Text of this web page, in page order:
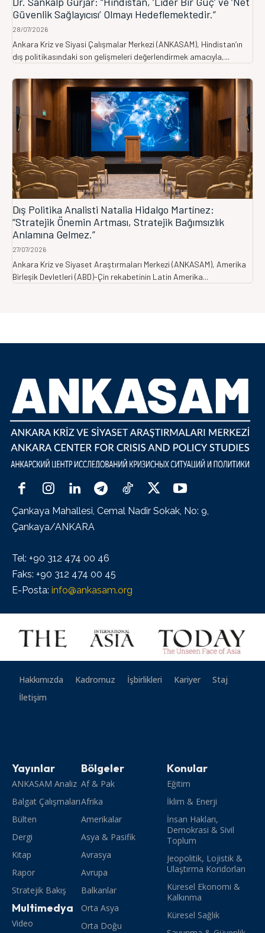
Güvenlik Sağlayıcısı’ Olmayı Hedeflemektedir.”
28/07/2026
Ankara Kriz ve Siyasi Çalışmalar Merkezi (ANKASAM), Hindistan’ın
dış politikasındaki son gelişmeleri değerlendirmek amacıyla,...
Dış Politika Analisti Natalia Hidalgo Martínez:
“Stratejik Önemin Artması, Stratejik Bağımsızlık
Anlamına Gelmez.”
27/07/2026
Ankara Kriz ve Siyaset Araştırmaları Merkezi (ANKASAM), Amerika
Birleşik Devletleri (ABD)-Çin rekabetinin Latin Amerika...
Çankaya Mahallesi, Cemal Nadir Sokak, No: 9,
Çankaya/ANKARA
Tel: +90 312 474 00 46
Faks: +90 312 474 00 45
E-Posta: info@ankasam.org
Hakkımızda Kadromuz İşbirlikleri Kariyer
Staj
İletişim
Yayınlar
ANKASAM Analiz
Balgat Çalışmaları
Bülten
Dergi
Kitap
Rapor
Stratejik Bakış
Multimedya
Video
Bölgeler
Af & Pak
Afrika
Amerikalar
Asya & Pasifik
Avrasya
Avrupa
Balkanlar
Orta Asya
Orta Doğu
Konular
Eğitim
İklim & Enerji
İnsan Hakları,
Demokrasi & Sivil
Toplum
Jeopolitik, Lojistik &
Ulaştırma Koridorları
Küresel Ekonomi &
Kalkınma
Küresel Sağlık